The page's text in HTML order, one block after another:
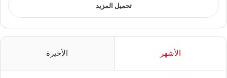
تحميل المزيد
الأشهر الأخيرة